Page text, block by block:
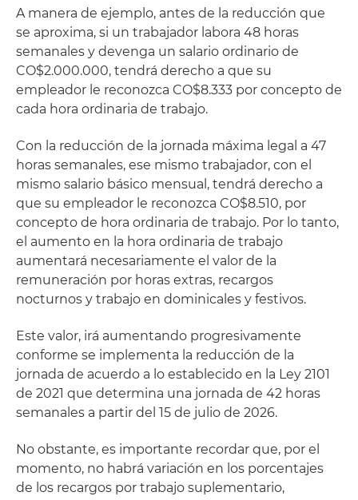
A manera de ejemplo, antes de la reducción que
se aproxima, si un trabajador labora 48 horas
semanales y devenga un salario ordinario de
CO$2.000.000, tendrá derecho a que su
empleador le reconozca CO$8.333 por concepto de
cada hora ordinaria de trabajo.
Con la reducción de la jornada máxima legal a 47
horas semanales, ese mismo trabajador, con el
mismo salario básico mensual, tendrá derecho a
que su empleador le reconozca CO$8.510, por
concepto de hora ordinaria de trabajo. Por lo tanto,
el aumento en la hora ordinaria de trabajo
aumentará necesariamente el valor de la
remuneración por horas extras, recargos
nocturnos y trabajo en dominicales y festivos.
Este valor, irá aumentando progresivamente
conforme se implementa la reducción de la
jornada de acuerdo a lo establecido en la Ley 2101
de 2021 que determina una jornada de 42 horas
semanales a partir del 15 de julio de 2026.
No obstante, es importante recordar que, por el
momento, no habrá variación en los porcentajes
de los recargos por trabajo suplementario,